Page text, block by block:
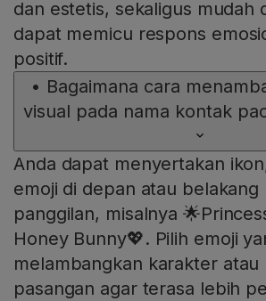
dan estetis, sekaligus mudah
dapat memicu respons
positif.
• Bagaimana cara
visual pada nama kontak
Anda dapat menyertakan
emoji di depan atau belakang
panggilan, misalnya
Honey Bunny💖. Pilih emoji
melambangkan karakter atau
pasangan agar terasa lebih